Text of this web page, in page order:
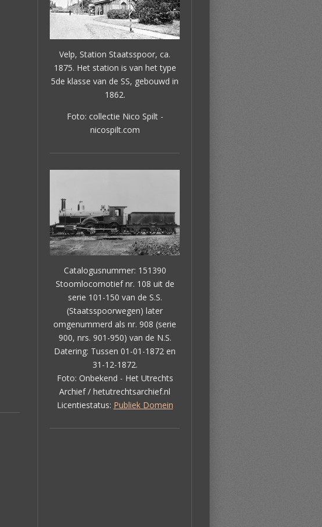
Velp, Station Staatsspoor, ca.
1875. Het station is van het type
5de klasse van de SS, gebouwd in
1862.
Foto: collectie Nico Spilt -
nicospilt.com
Catalogusnummer: 151390
Stoomlocomotief nr. 108 uit de
serie 101-150 van de S.S.
(Staatsspoorwegen) later
omgenummerd als nr. 908 (serie
900, nrs. 901-950) van de N.S.
Datering: Tussen 01-01-1872 en
31-12-1872.
Foto: Onbekend - Het Utrechts
Archief / hetutrechtsarchief.nl
Licentiestatus: Publiek Domein